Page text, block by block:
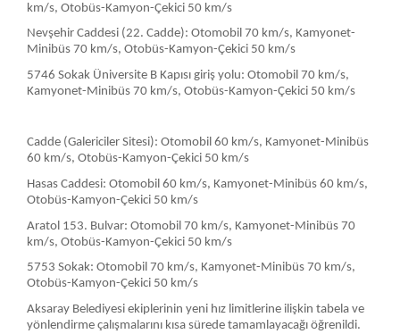
km/s, Otobüs-Kamyon-Çekici 50 km/s
Nevşehir Caddesi (22. Cadde): Otomobil 70 km/s, Kamyonet-
Minibüs 70 km/s, Otobüs-Kamyon-Çekici 50 km/s
5746 Sokak Üniversite B Kapısı giriş yolu: Otomobil 70 km/s,
Kamyonet-Minibüs 70 km/s, Otobüs-Kamyon-Çekici 50 km/s
Cadde (Galericiler Sitesi): Otomobil 60 km/s, Kamyonet-Minibüs
60 km/s, Otobüs-Kamyon-Çekici 50 km/s
Hasas Caddesi: Otomobil 60 km/s, Kamyonet-Minibüs 60 km/s,
Otobüs-Kamyon-Çekici 50 km/s
Aratol 153. Bulvar: Otomobil 70 km/s, Kamyonet-Minibüs 70
km/s, Otobüs-Kamyon-Çekici 50 km/s
5753 Sokak: Otomobil 70 km/s, Kamyonet-Minibüs 70 km/s,
Otobüs-Kamyon-Çekici 50 km/s
Aksaray Belediyesi ekiplerinin yeni hız limitlerine ilişkin tabela ve
yönlendirme çalışmalarını kısa sürede tamamlayacağı öğrenildi.